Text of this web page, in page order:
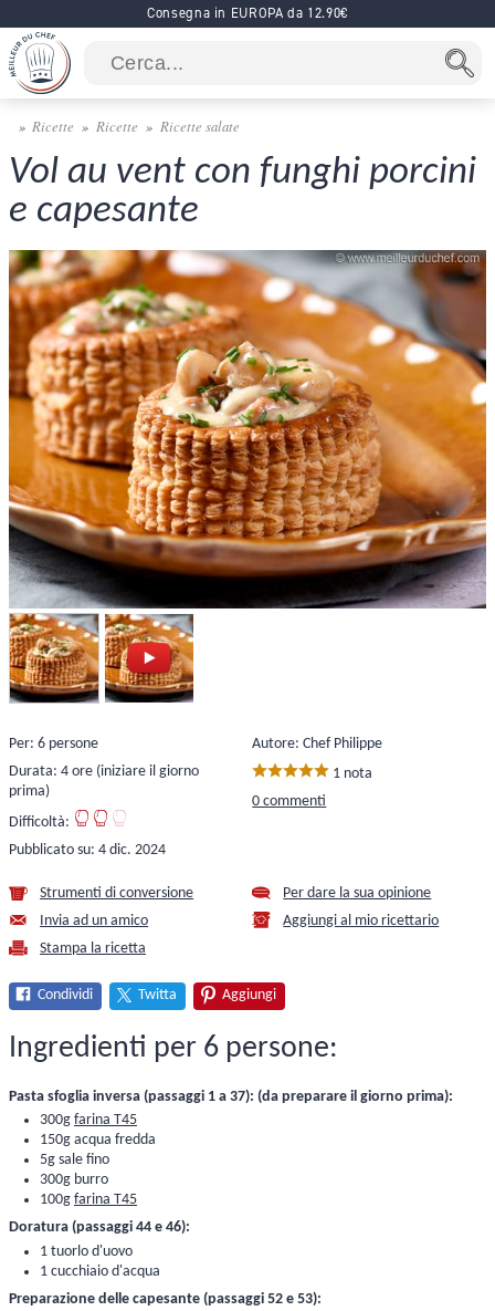
Consegna in EUROPA da 12.90€
Ricette Ricette Ricette salate
Vol au vent con funghi porcini
e capesante
Per: 6 persone
Durata: 4 ore (iniziare il giorno
prima)
Difficoltà:
Pubblicato su: 4 dic. 2024
Autore: Chef Philippe
1 nota
0 commenti
Strumenti di conversione
Invia ad un amico
Stampa la ricetta
Per dare la sua opinione
Aggiungi al mio ricettario
Condividi Twitta Aggiungi
Ingredienti per 6 persone:
Pasta sfoglia inversa (passaggi 1 a 37): (da preparare il giorno prima):
300g farina T45
150g acqua fredda
5g sale fino
300g burro
100g farina T45
Doratura (passaggi 44 e 46):
1 tuorlo d'uovo
1 cucchiaio d'acqua
Preparazione delle capesante (passaggi 52 e 53):